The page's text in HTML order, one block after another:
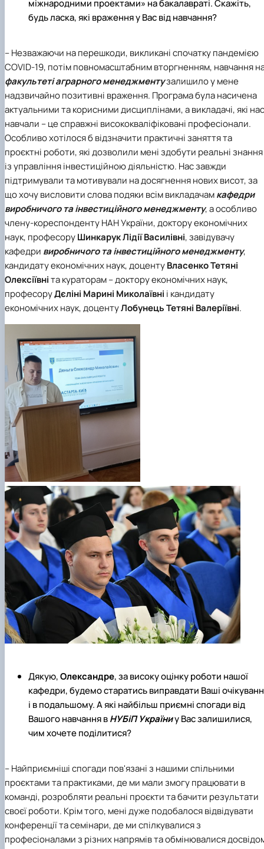
міжнародними проектами» на бакалавраті. Скажіть,
будь ласка, які враження у Вас від навчання?
– Незважаючи на перешкоди, викликані спочатку пандемією
COVID-19, потім повномасштабним вторгненням, навчання
факультеті аграрного менеджментузалишило у мене
надзвичайно позитивні враження. Програма була насичена
актуальними та корисними дисциплінами, а викладачі, які нас
навчали – це справжні висококваліфіковані професіонали.
Особливо хотілося б відзначити практичні заняття та
проєктні роботи, які дозволили мені здобути реальні знання
із управління інвестиційною діяльністю. Нас завжди
підтримували та мотивували на досягнення нових висот, за
що хочу висловити слова подяки всім викладачамкафедри
виробничого та інвестиційного менеджменту, а особливо
члену-кореспонденту НАН України, доктору економічних
наук, професоруШинкарук Лідії Василівні, завідувачу
кафедри виробничого та інвестиційного менеджменту,
кандидату економічних наук, доцентуВласенко Тетяні
Олексіївніта кураторам – доктору економічних наук,
професоруДєліні Марині Миколаївні і кандидату
економічних наук, доцентуЛобунець Тетяні Валеріївні.
Дякую,Олександре, за високу оцінку роботи нашої
кафедри, будемо старатись виправдати Ваші
і в подальшому. А які найбільш приємні спогади від
Вашого навчання вНУБіП Україниу Вас залишилися,
чим хочете поділитися?
– Найприємніші спогади пов'язані з нашими спільними
проєктами та практиками, де ми мали змогу працювати в
команді, розробляти реальні проєкти та бачити результати
своєї роботи. Крім того, мені дуже подобалося відвідувати
конференції та семінари, де ми спілкувалися з
професіоналами з різних напрямів та обмінювалися